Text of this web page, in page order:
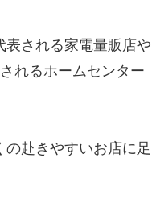
表される家電量販店や
れるホームセンター
赴きやすいお店に足